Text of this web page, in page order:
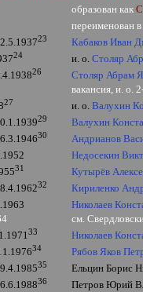
образован как
переименован
23
Кабаков Иван
24 и. о.Столяр
26
Столяр Абрам
вакансия, и. о.
27 и. о.Валухин
29
Валухин
30
Андрианов
Недосекин
31
Кутырёв
32
Кириленко
Николаев
см.
33
Николаев
34
Рябов Яков
35
Ельцин Борис
36
Петров Юрий